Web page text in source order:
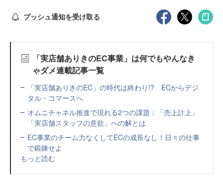
プッシュ通知を受け取る
「実店舗ありきのEC事業」は何でもやんなき
ゃダメ連載記事一覧
「実店舗ありきのEC」の時代は終わり!? ECからデジ
タル・コマースへ
オムニチャネル推進で現れる2つの課題：「売上計上」
「実店舗スタッフの意欲」への解とは
EC事業のチーム力なくしてECの成長なし！日々の仕事
で鍛錬せよ
もっと読む